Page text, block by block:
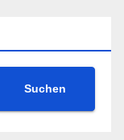
Suchen